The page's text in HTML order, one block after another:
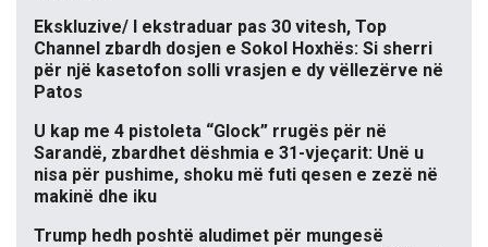
Ekskluzive/ I ekstraduar pas 30 vitesh, Top
Channel zbardh dosjen e Sokol Hoxhës: Si sherri
për një kasetofon solli vrasjen e dy vëllezërve në
Patos
U kap me 4 pistoleta “Glock” rrugës për në
Sarandë, zbardhet dëshmia e 31-vjeçarit: Unë u
nisa për pushime, shoku më futi qesen e zezë në
makinë dhe iku
Trump hedh poshtë aludimet për mungesë